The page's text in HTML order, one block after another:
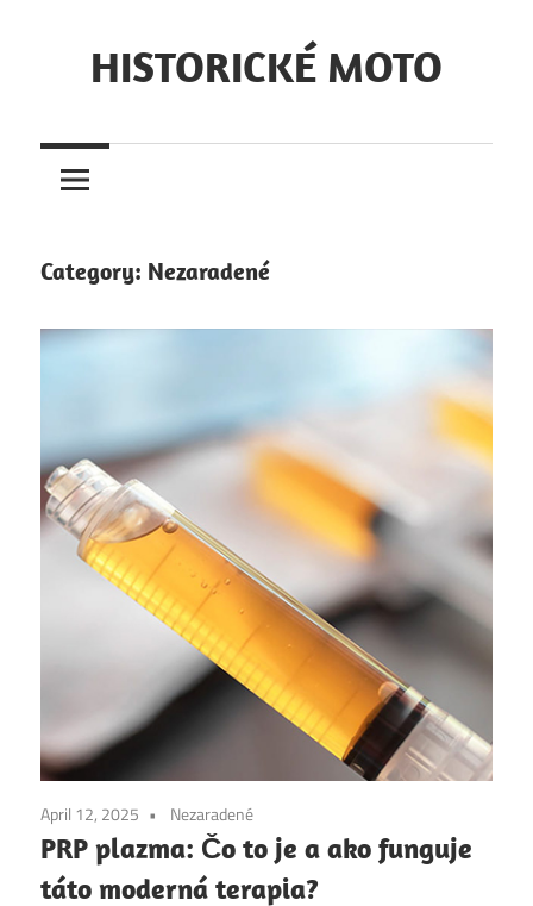
contentHISTORICKÉ MOTO
Magazín
Category: Nezaradené
April 12, 2025 Nezaradené
PRP plazma: Čo to je a ako funguje
táto moderná terapia?